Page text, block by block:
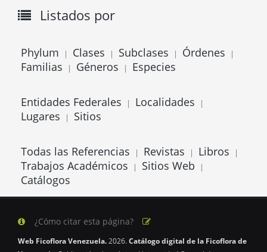
Listados por
Phylum | Clases | Subclases | Órdenes |
Familias | Géneros | Especies
Entidades Federales | Localidades |
Lugares | Sitios
Todas las Referencias | Revistas | Libros |
Trabajos Académicos | Sitios Web |
Catálogos
¿Cómo citar esta página?
Web Ficoflora Venezuela.2026.Catálogo digital de la Ficoflora de